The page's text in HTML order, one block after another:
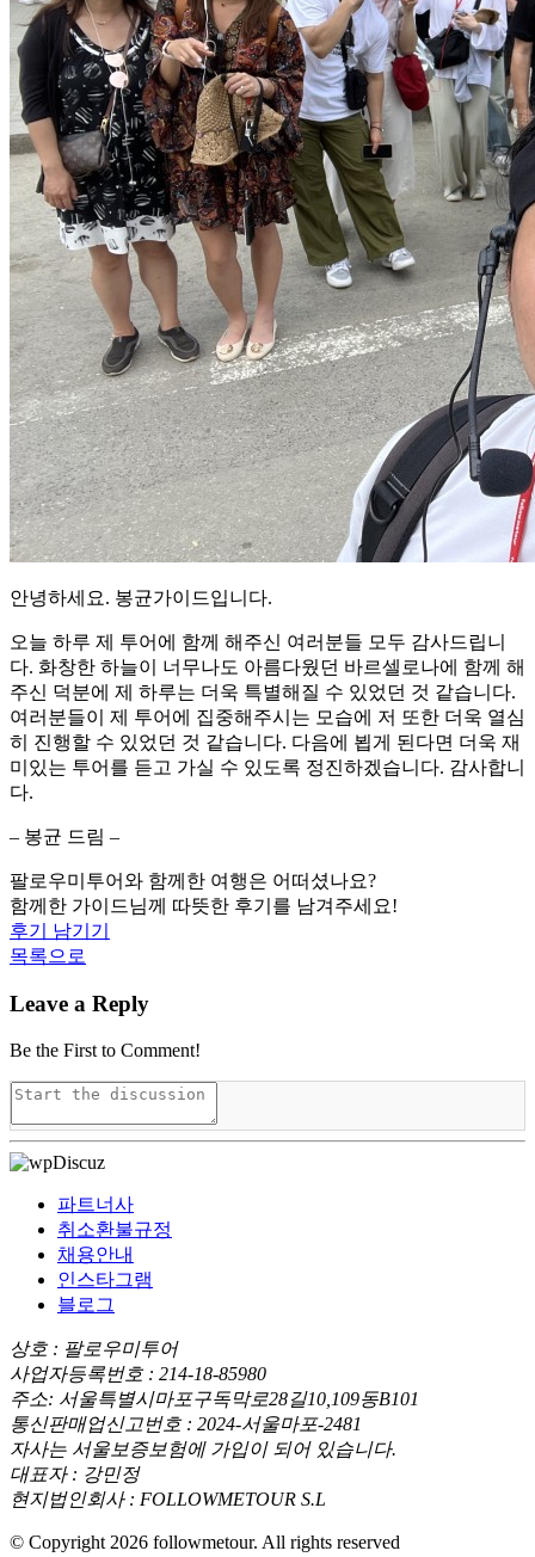
안녕하세요. 봉균가이드입니다.
오늘 하루 제 투어에 함께 해주신 여러분들 모두 감사드립니
다. 화창한 하늘이 너무나도 아름다웠던 바르셀로나에 함께 해
주신 덕분에 제 하루는 더욱 특별해질 수 있었던 것 같습니다.
여러분들이 제 투어에 집중해주시는 모습에 저 또한 더욱 열심
히 진행할 수 있었던 것 같습니다. 다음에 뵙게 된다면 더욱 재
미있는 투어를 듣고 가실 수 있도록 정진하겠습니다. 감사합니
다.
– 봉균 드림 –
팔로우미투어와 함께한 여행은 어떠셨나요?
함께한 가이드님께 따뜻한 후기를 남겨주세요!
후기 남기기
목록으로
Leave a Reply
Be the First to Comment!
파트너사
취소환불규정
채용안내
인스타그램
블로그
상호 : 팔로우미투어
사업자등록번호 : 214-18-85980
주소: 서울특별시마포구독막로28길10,109동B101
통신판매업신고번호 : 2024-서울마포-2481
자사는 서울보증보험에 가입이 되어 있습니다.
대표자 : 강민정
현지법인회사 : FOLLOWMETOUR S.L
© Copyright 2026 followmetour. All rights reserved